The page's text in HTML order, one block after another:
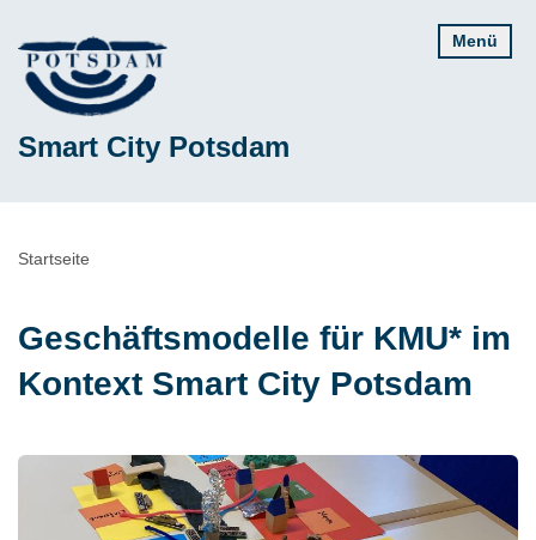
zum
Inhalt
Smart City Potsdam
Menü
Pfadnavigation
Startseite
Geschäftsmodelle für KMU* im
Kontext Smart City Potsdam